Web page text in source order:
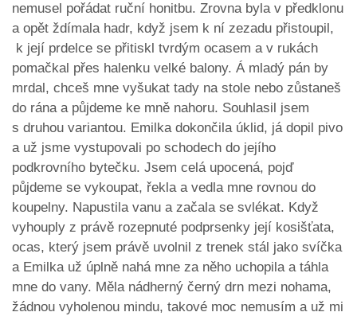
nemusel pořádat ruční honitbu. Zrovna byla v předklonu
a opět ždímala hadr, když jsem k ní zezadu přistoupil,
k její prdelce se přitiskl tvrdým ocasem a v rukách
pomačkal přes halenku velké balony. Á mladý pán by
mrdal, chceš mne vyšukat tady na stole nebo zůstaneš
do rána a půjdeme ke mně nahoru. Souhlasil jsem
s druhou variantou. Emilka dokončila úklid, já dopil pivo
a už jsme vystupovali po schodech do jejího
podkrovního bytečku. Jsem celá upocená, pojď
půjdeme se vykoupat, řekla a vedla mne rovnou do
koupelny. Napustila vanu a začala se svlékat. Když
vyhouply z právě rozepnuté podprsenky její kosišťata,
ocas, který jsem právě uvolnil z trenek stál jako svíčka
a Emilka už úplně nahá mne za něho uchopila a táhla
mne do vany. Měla nádherný černý drn mezi nohama,
žádnou vyholenou mindu, takové moc nemusím a už mi